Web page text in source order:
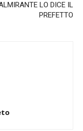
LO DICE IL
PREFETTO